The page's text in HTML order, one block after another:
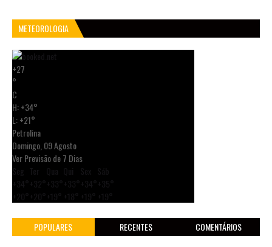
METEOROLOGIA
+27
°
C
H:+34°
L:+21°
Petrolina
Domingo, 09 Agosto
Ver Previsão de 7 Dias
POPULARES RECENTES COMENTÁRIOS